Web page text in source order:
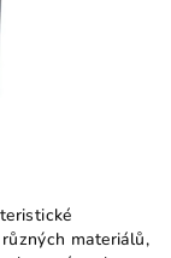
materiálů,